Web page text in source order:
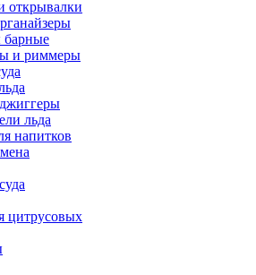
барные
и риммеры
льда
напитков
цитрусовых